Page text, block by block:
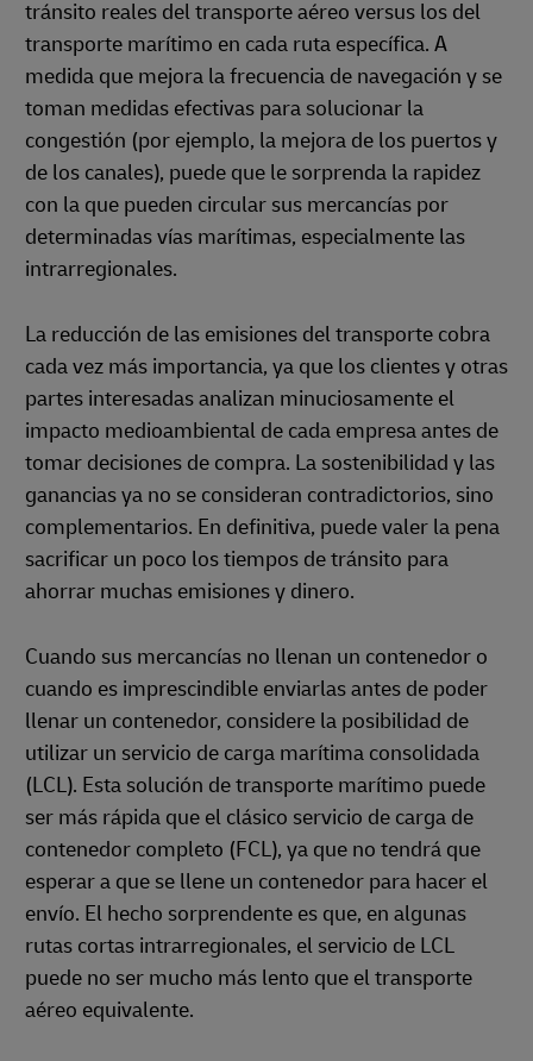
tránsito reales del transporte aéreo versus los del
transporte marítimo en cada ruta específica. A
medida que mejora la frecuencia de navegación y se
toman medidas efectivas para solucionar la
congestión (por ejemplo, la mejora de los puertos y
de los canales), puede que le sorprenda la rapidez
con la que pueden circular sus mercancías por
determinadas vías marítimas, especialmente las
intrarregionales.
La reducción de las emisiones del transporte cobra
cada vez más importancia, ya que los clientes y otras
partes interesadas analizan minuciosamente el
impacto medioambiental de cada empresa antes de
tomar decisiones de compra. La sostenibilidad y las
ganancias ya no se consideran contradictorios, sino
complementarios. En definitiva, puede valer la pena
sacrificar un poco los tiempos de tránsito para
ahorrar muchas emisiones y dinero.
Cuando sus mercancías no llenan un contenedor o
cuando es imprescindible enviarlas antes de poder
llenar un contenedor, considere la posibilidad de
utilizar un servicio de carga marítima consolidada
(LCL). Esta solución de transporte marítimo puede
ser más rápida que el clásico servicio de carga de
contenedor completo (FCL), ya que no tendrá que
esperar a que se llene un contenedor para hacer el
envío. El hecho sorprendente es que, en algunas
rutas cortas intrarregionales, el servicio de LCL
puede no ser mucho más lento que el transporte
aéreo equivalente.